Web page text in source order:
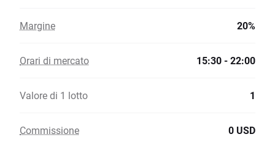
Margine 20%
Orari di mercato 15:30 - 22:00
Valore di 1 lotto 1
Commissione 0 USD